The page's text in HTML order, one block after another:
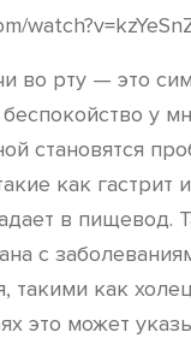
во рту — это
у
становятся
как гастрит
в пищевод.
с
такими как
это может